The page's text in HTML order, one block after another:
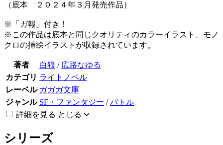
（底本 ２０２４年３月発売作品）
※「ガ報」付き！
※この作品は底本と同じクオリティのカラーイラスト、モノ
クロの挿絵イラストが収録されています。
著者 白狼 / 広路なゆる
カテゴリ ライトノベル
レーベル ガガガ文庫
ジャンル SF・ファンタジー /バトル
詳細を見る とじる
シリーズ